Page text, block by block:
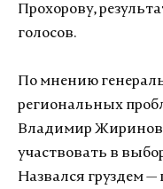
Прохорову,
голосов.
По мнению
региональных
Владимир
участвовать в
Назвался груздем —